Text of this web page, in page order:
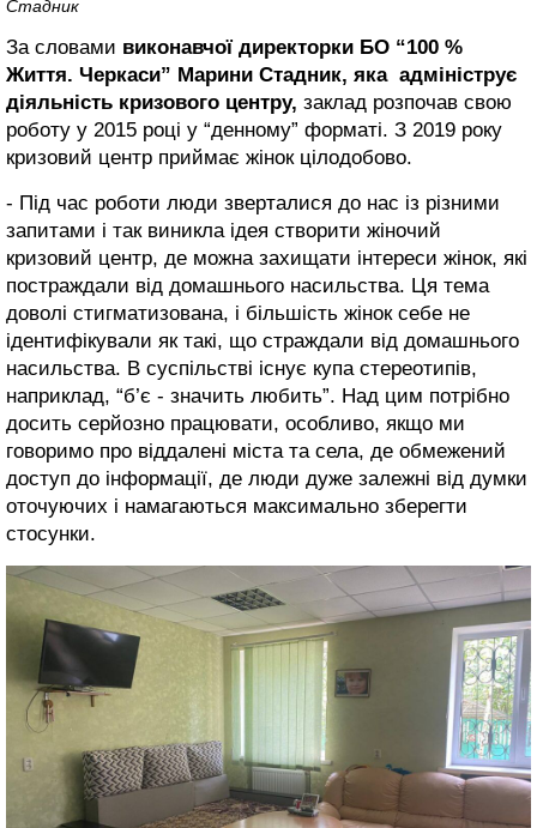
Стадник
За словами виконавчої директорки БО “100 %
Життя. Черкаси” Марини Стадник, яка адмініструє
діяльність кризового центру, заклад розпочав свою
роботу у 2015 році у “денному” форматі. З 2019 року
кризовий центр приймає жінок цілодобово.
- Під час роботи люди зверталися до нас із різними
запитами і так виникла ідея створити жіночий
кризовий центр, де можна захищати інтереси жінок, які
постраждали від домашнього насильства. Ця тема
доволі стигматизована, і більшість жінок себе не
ідентифікували як такі, що страждали від домашнього
насильства. В суспільстві існує купа стереотипів,
наприклад, “б’є - значить любить”. Над цим потрібно
досить серйозно працювати, особливо, якщо ми
говоримо про віддалені міста та села, де обмежений
доступ до інформації, де люди дуже залежні від думки
оточуючих і намагаються максимально зберегти
стосунки.